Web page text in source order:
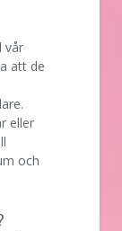
vår
att de
eller
och